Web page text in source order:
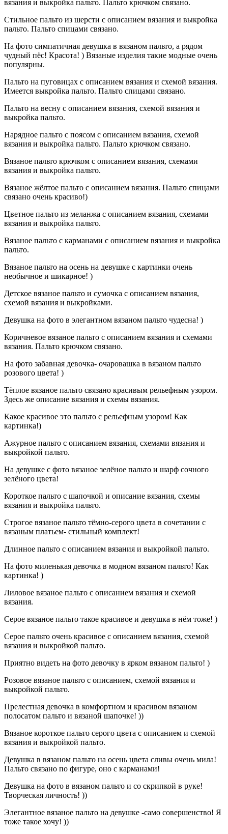
вязания и выкройка пальто. Пальто крючком связано.
Стильное пальто из шерсти с описанием вязания и выкройка
пальто. Пальто спицами связано.
На фото симпатичная девушка в вязаном пальто, а рядом
чудный пёс! Красота! ) Вязаные изделия такие модные очень
популярны.
Пальто на пуговицах с описанием вязания и схемой вязания.
Имеется выкройка пальто. Пальто спицами связано.
Пальто на весну с описанием вязания, схемой вязания и
выкройка пальто.
Нарядное пальто с поясом с описанием вязания, схемой
вязания и выкройка пальто. Пальто крючком связано.
Вязаное пальто крючком с описанием вязания, схемами
вязания и выкройка пальто.
Вязаное жёлтое пальто с описанием вязания. Пальто спицами
связано очень красиво!)
Цветное пальто из меланжа с описанием вязания, схемами
вязания и выкройка пальто.
Вязаное пальто с карманами с описанием вязания и выкройка
пальто.
Вязаное пальто на осень на девушке с картинки очень
необычное и шикарное! )
Детское вязаное пальто и сумочка с описанием вязания,
схемой вязания и выкройками.
Девушка на фото в элегантном вязаном пальто чудесна! )
Коричневое вязаное пальто с описанием вязания и схемами
вязания. Пальто крючком связано.
На фото забавная девочка- очаровашка в вязаном пальто
розового цвета! )
Тёплое вязаное пальто связано красивым рельефным узором.
Здесь же описание вязания и схемы вязания.
Какое красивое это пальто с рельефным узором! Как
картинка!)
Ажурное пальто с описанием вязания, схемами вязания и
выкройкой пальто.
На девушке с фото вязаное зелёное пальто и шарф сочного
зелёного цвета!
Короткое пальто с шапочкой и описание вязания, схемы
вязания и выкройка пальто.
Строгое вязаное пальто тёмно-серого цвета в сочетании с
вязаным платьем- стильный комплект!
Длинное пальто с описанием вязания и выкройкой пальто.
На фото миленькая девочка в модном вязаном пальто! Как
картинка! )
Лиловое вязаное пальто с описанием вязания и схемой
вязания.
Серое вязаное пальто такое красивое и девушка в нём тоже! )
Серое пальто очень красивое с описанием вязания, схемой
вязания и выкройкой пальто.
Приятно видеть на фото девочку в ярком вязаном пальто! )
Розовое вязаное пальто с описанием, схемой вязания и
выкройкой пальто.
Прелестная девочка в комфортном и красивом вязаном
полосатом пальто и вязаной шапочке! ))
Вязаное короткое пальто серого цвета с описанием и схемой
вязания и выкройкой пальто.
Девушка в вязаном пальто на осень цвета сливы очень мила!
Пальто связано по фигуре, оно с карманами!
Девушка на фото в вязаном пальто и со скрипкой в руке!
Творческая личность! ))
Элегантное вязаное пальто на девушке -само совершенство! Я
тоже такое хочу! ))